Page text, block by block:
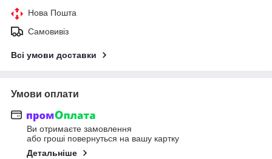
Нова Пошта
Самовивіз
Всі умови доставки
Умови оплати
Ви отримаєте замовлення
або гроші повернуться на вашу картку
Детальніше